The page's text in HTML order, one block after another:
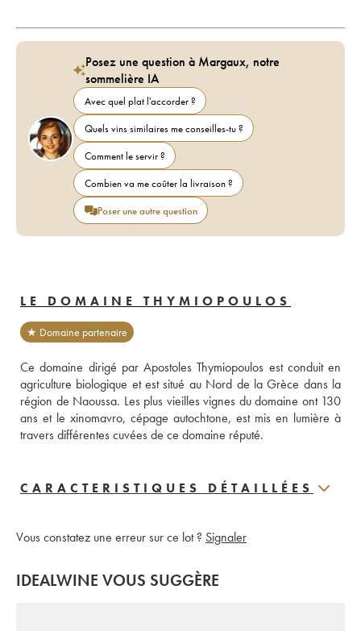
Posez une question à Margaux, notre
sommelière IA
Avec quel plat l'accorder ?
Quels vins similaires me conseilles-tu ?
Comment le servir ?
Combien va me coûter la livraison ?
Poser une autre question
LE DOMAINE THYMIOPOULOS
★ Domaine partenaire
Ce domaine dirigé par Apostoles Thymiopoulos est conduit en
agriculture biologique et est situé au Nord de la Grèce dans la
région de Naoussa. Les plus vieilles vignes du domaine ont 130
ans et le xinomavro, cépage autochtone, est mis en lumière à
travers différentes cuvées de ce domaine réputé.
CARACTERISTIQUES DÉTAILLÉES
Vous constatez une erreur sur ce lot ? Signaler
IDEALWINE VOUS SUGGÈRE